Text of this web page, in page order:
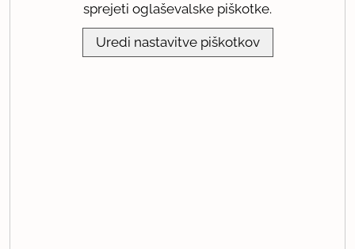
sprejeti oglaševalske piškotke.
Uredi nastavitve piškotkov